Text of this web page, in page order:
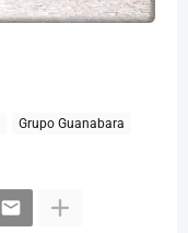
Grupo Guanabara